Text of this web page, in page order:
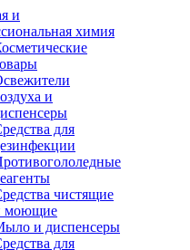
и
химия
и
для
чистящие
моющие
и диспенсеры
для